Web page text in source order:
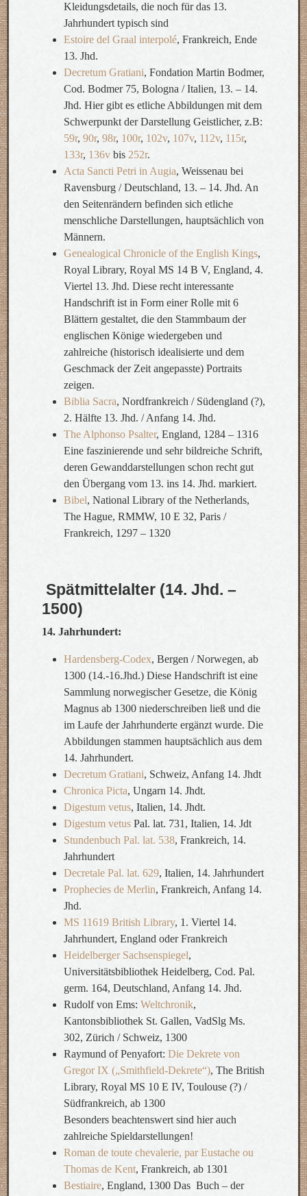
Kleidungsdetails, die noch für das 13.
Jahrhundert typisch sind
Estoire del Graal interpolé, Frankreich, Ende
13. Jhd.
Decretum Gratiani, Fondation Martin Bodmer,
Cod. Bodmer 75, Bologna / Italien, 13. – 14.
Jhd. Hier gibt es etliche Abbildungen mit dem
Schwerpunkt der Darstellung Geistlicher, z.B:
59r, 90r, 98r, 100r, 102v, 107v, 112v, 115r,
133r, 136v bis 252r.
Acta Sancti Petri in Augia, Weissenau bei
Ravensburg / Deutschland, 13. – 14. Jhd. An
den Seitenrändern befinden sich etliche
menschliche Darstellungen, hauptsächlich von
Männern.
Genealogical Chronicle of the English Kings,
Royal Library, Royal MS 14 B V, England, 4.
Viertel 13. Jhd. Diese recht interessante
Handschrift ist in Form einer Rolle mit 6
Blättern gestaltet, die den Stammbaum der
englischen Könige wiedergeben und
zahlreiche (historisch idealisierte und dem
Geschmack der Zeit angepasste) Portraits
zeigen.
Biblia Sacra, Nordfrankreich / Südengland (?),
2. Hälfte 13. Jhd. / Anfang 14. Jhd.
The Alphonso Psalter, England, 1284 – 1316
Eine faszinierende und sehr bildreiche Schrift,
deren Gewanddarstellungen schon recht gut
den Übergang vom 13. ins 14. Jhd. markiert.
Bibel, National Library of the Netherlands,
The Hague, RMMW, 10 E 32, Paris /
Frankreich, 1297 – 1320
Spätmittelalter (14. Jhd. –
1500)
14. Jahrhundert:
Hardensberg-Codex, Bergen / Norwegen, ab
1300 (14.-16.Jhd.) Diese Handschrift ist eine
Sammlung norwegischer Gesetze, die König
Magnus ab 1300 niederschreiben ließ und die
im Laufe der Jahrhunderte ergänzt wurde. Die
Abbildungen stammen hauptsächlich aus dem
14. Jahrhundert.
Decretum Gratiani, Schweiz, Anfang 14. Jhdt
Chronica Picta, Ungarn 14. Jhdt.
Digestum vetus, Italien, 14. Jhdt.
Digestum vetus Pal. lat. 731, Italien, 14. Jdt
Stundenbuch Pal. lat. 538, Frankreich, 14.
Jahrhundert
Decretale Pal. lat. 629, Italien, 14. Jahrhundert
Prophecies de Merlin, Frankreich, Anfang 14.
Jhd.
MS 11619 British Library, 1. Viertel 14.
Jahrhundert, England oder Frankreich
Heidelberger Sachsenspiegel,
Universitätsbibliothek Heidelberg, Cod. Pal.
germ. 164, Deutschland, Anfang 14. Jhd.
Rudolf von Ems: Weltchronik,
Kantonsbibliothek St. Gallen, VadSlg Ms.
302, Zürich / Schweiz, 1300
Raymund of Penyafort: Die Dekrete von
Gregor IX („Smithfield-Dekrete“), The British
Library, Royal MS 10 E IV, Toulouse (?) /
Südfrankreich, ab 1300
Besonders beachtenswert sind hier auch
zahlreiche Spieldarstellungen!
Roman de toute chevalerie, par Eustache ou
Thomas de Kent, Frankreich, ab 1301
Bestiaire, England, 1300 Das Buch – der